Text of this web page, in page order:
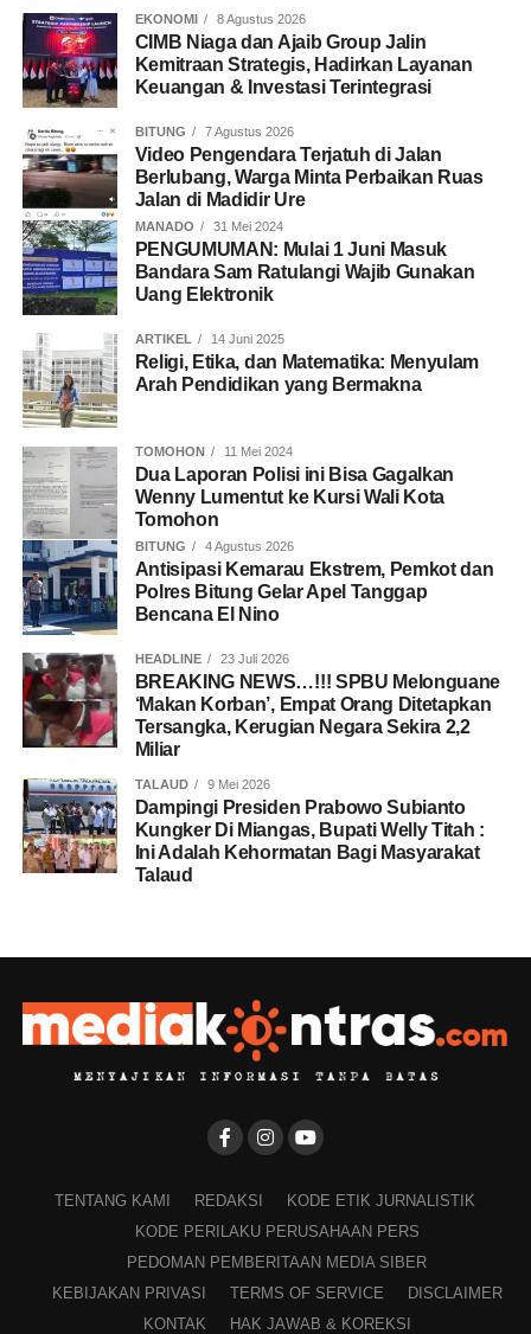
EKONOMI 8 Agustus 2026
CIMB Niaga dan Ajaib Group Jalin
Kemitraan Strategis, Hadirkan Layanan
Keuangan & Investasi Terintegrasi
BITUNG 7 Agustus 2026
Video Pengendara Terjatuh di Jalan
Berlubang, Warga Minta Perbaikan Ruas
Jalan di Madidir Ure
MANADO 31 Mei 2024
PENGUMUMAN: Mulai 1 Juni Masuk
Bandara Sam Ratulangi Wajib Gunakan
Uang Elektronik
ARTIKEL 14 Juni 2025
Religi, Etika, dan Matematika: Menyulam
Arah Pendidikan yang Bermakna
TOMOHON 11 Mei 2024
Dua Laporan Polisi ini Bisa Gagalkan
Wenny Lumentut ke Kursi Wali Kota
Tomohon
BITUNG 4 Agustus 2026
Antisipasi Kemarau Ekstrem, Pemkot dan
Polres Bitung Gelar Apel Tanggap
Bencana El Nino
HEADLINE 23 Juli 2026
BREAKING NEWS…!!! SPBU Melonguane
‘Makan Korban’, Empat Orang Ditetapkan
Tersangka, Kerugian Negara Sekira 2,2
Miliar
TALAUD 9 Mei 2026
Dampingi Presiden Prabowo Subianto
Kungker Di Miangas, Bupati Welly Titah :
Ini Adalah Kehormatan Bagi Masyarakat
Talaud
TENTANG KAMI REDAKSI
KODE ETIK JURNALISTIK
KODE PERILAKU PERUSAHAAN PERS
PEDOMAN PEMBERITAAN MEDIA SIBER
KEBIJAKAN PRIVASI
TERMS OF SERVICE
DISCLAIMER
KONTAK
HAK JAWAB & KOREKSI